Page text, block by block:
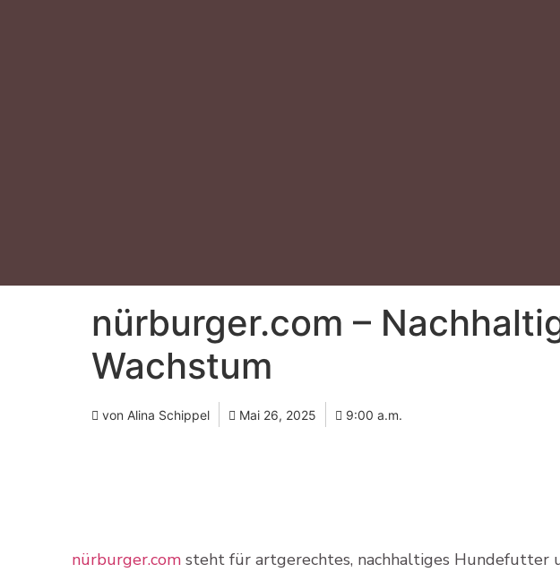
nürburger.com –
Wachstum
von Alina Schippel Mai 26, 2025 9:00 a.m.
nürburger.com steht für artgerechtes, nachhaltiges Hundefutter